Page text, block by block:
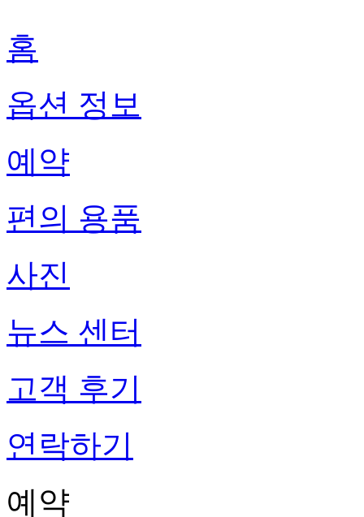
홈
옵션 정보
예약
편의 용품
사진
뉴스 센터
고객 후기
연락하기
예약